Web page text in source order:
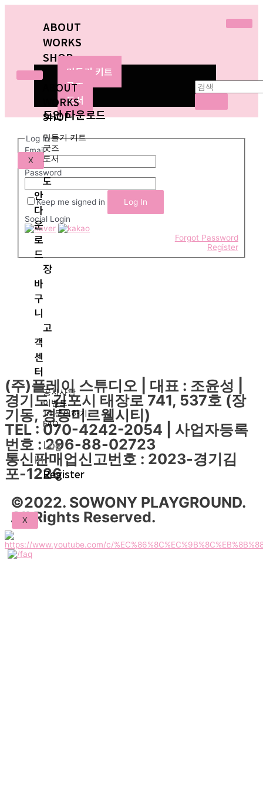
ABOUT
WORKS
SHOP
만들기 키트
굿즈
도서
도안 다운로드
X
ABOUT
WORKS
SHOP
만들기 키트
굿즈
도서
도
안
다
운
로
드
장
바
구
니
고
객
센
터
공지사항
이벤트
1:1 문의하기
FAQ
Log
In
Register
X
Log In
Email
Password
Keep me signed in
Social Login
Forgot Password
Register
(주)플레이 스튜디오 | 대표 : 조윤성 |
경기도 김포시 태장로 741, 537호 (장
기동, 경동미르웰시티)
TEL : 070-4242-2054 | 사업자등록
번호 : 296-88-02723
통신판매업신고번호 : 2023-경기김
포-1226
©2022. SOWONY PLAYGROUND.
All Rights Reserved.